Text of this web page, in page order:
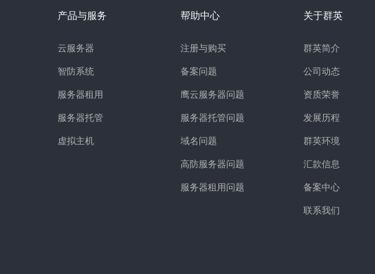
产品与服务
云服务器
智防系统
服务器租用
服务器托管
虚拟主机
帮助中心
注册与购买
备案问题
鹰云服务器问题
服务器托管问题
域名问题
高防服务器问题
服务器租用问题
关于群英
群英简介
公司动态
资质荣誉
发展历程
群英环境
汇款信息
备案中心
联系我们